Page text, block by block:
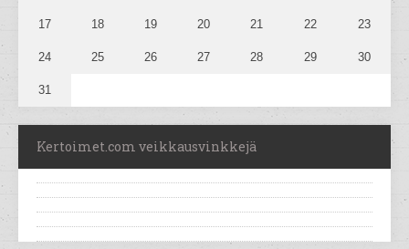
17 18 19 20 21 22 23
24 25 26 27 28 29 30
31
Kertoimet.com veikkausvinkkejä